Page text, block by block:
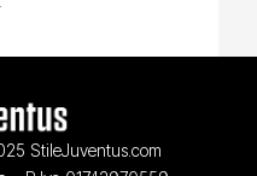
StileJuventus.com